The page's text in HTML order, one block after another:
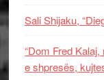
Sali Shijaku,
“Dom Fred
e shpresës,